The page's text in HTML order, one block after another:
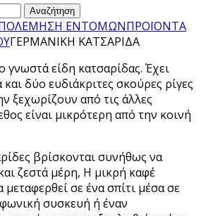
Αναζήτηση
ΕΝΤΟΜΩΝΠΡΟΪΟΝΤΑ
ΓΕΡΜΑΝΙΚΗ ΚΑΤΣΑΡΙΔΑ
γνωστά είδη κατσαρίδας. Έχει
δύο ευδιάκριτες σκούρες ρίγες
ξεχωρίζουν από τις άλλες
είναι μικρότερη από την κοινή
βρίσκονται συνήθως να
ζεστά μέρη, Η μικρή καφέ
σε ένα σπίτι μέσα σε
συσκευή ή έναν